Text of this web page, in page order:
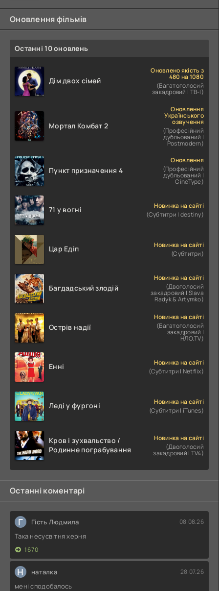
Оновлення фільмів
Останні 10 оновлень
Дім двох сімей
Оновлено якість з
480 на 1080
(Багатоголосий
закадровий | ТВ-І)
Мортал Комбат 2
Оновлення
Українського
озвучення
(Професійний
дубльований |
Postmodern)
Пункт призначення 4
Оновлення
(Професійний
дубльований |
CineType)
71 у вогні
Новинка на сайті
(Субтитри | destiny)
Цар Едіп
Новинка на сайті
(Субтитри)
Багдадський злодій
Новинка на сайті
(Двоголосий
закадровий | Slava
Radyk & Artymko)
Острів надії
Новинка на сайті
(Багатоголосий
закадровий |
НЛО.TV)
Енні
Новинка на сайті
(Субтитри | Netflix)
Леді у фургоні
Новинка на сайті
(Субтитри | iTunes)
Кров і зухвальство /
Родинне пограбування
Новинка на сайті
(Двоголосий
закадровий | TV4)
Останні коментарі
Г Гість Людмила 08.08.26
Така несусвітня херня
1670
Н наталка 28.07.26
мені сподобалось